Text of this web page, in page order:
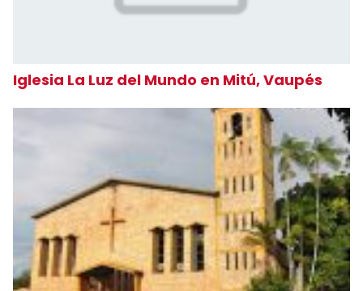
Iglesia La Luz del Mundo en Mitú, Vaupés